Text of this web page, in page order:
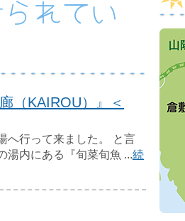
れてい
（KAIROU）』＜
へ行って来ました。 と言
湯内にある『旬菜旬魚 ...続